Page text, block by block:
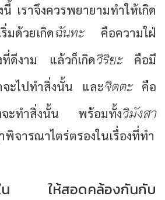
นี้ เราจึงควรพยายามทำให้เกิด
ด้วยเกิดฉันทะคือความใฝ่
ที่ดีงาม แล้วก็เกิดวิริยะคือมี
จะไปทำสิ่งนั้น และจิตตะคือ
จะทำสิ่งนั้น พร้อมทั้งวิมังสา
จารณาไตร่ตรองในเรื่องที่ทำ
ใน ให้สอดคล้องกันกับ